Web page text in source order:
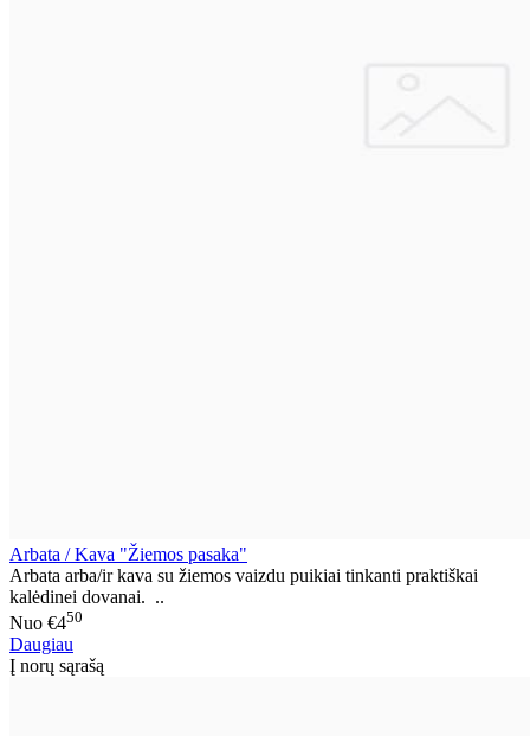
Arbata / Kava "Žiemos pasaka"
Arbata arba/ir kava su žiemos vaizdu puikiai tinkanti praktiškai
kalėdinei dovanai. ..
Nuo €450
Daugiau
Į norų sąrašą